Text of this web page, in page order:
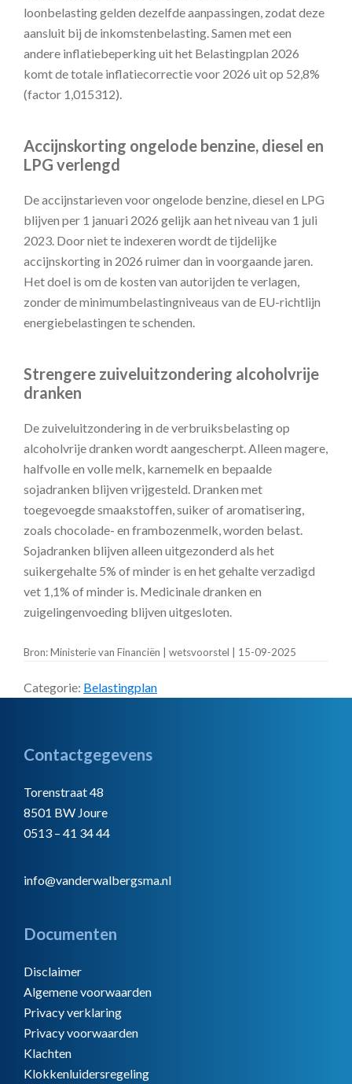
loonbelasting gelden dezelfde aanpassingen, zodat deze
aansluit bij de inkomstenbelasting. Samen met een
andere inflatiebeperking uit het Belastingplan 2026
komt de totale inflatiecorrectie voor 2026 uit op 52,8%
(factor 1,015312).
Accijnskorting ongelode benzine, diesel en
LPG verlengd
De accijnstarieven voor ongelode benzine, diesel en LPG
blijven per 1 januari 2026 gelijk aan het niveau van 1 juli
2023. Door niet te indexeren wordt de tijdelijke
accijnskorting in 2026 ruimer dan in voorgaande jaren.
Het doel is om de kosten van autorijden te verlagen,
zonder de minimumbelastingniveaus van de EU-richtlijn
energiebelastingen te schenden.
Strengere zuiveluitzondering alcoholvrije
dranken
De zuiveluitzondering in de verbruiksbelasting op
alcoholvrije dranken wordt aangescherpt. Alleen magere,
halfvolle en volle melk, karnemelk en bepaalde
sojadranken blijven vrijgesteld. Dranken met
toegevoegde smaakstoffen, suiker of aromatisering,
zoals chocolade- en frambozenmelk, worden belast.
Sojadranken blijven alleen uitgezonderd als het
suikergehalte 5% of minder is en het gehalte verzadigd
vet 1,1% of minder is. Medicinale dranken en
zuigelingenvoeding blijven uitgesloten.
Bron: Ministerie van Financiën | wetsvoorstel | 15-09-2025
Categorie: Belastingplan
Footer
Contactgegevens
Torenstraat 48
8501 BW Joure
0513 – 41 34 44
info@vanderwalbergsma.nl
Documenten
Disclaimer
Algemene voorwaarden
Privacy verklaring
Privacy voorwaarden
Klachten
Klokkenluidersregeling